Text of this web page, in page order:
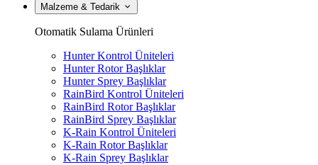
Malzeme & Tedarik
Otomatik Sulama Ürünleri
Hunter Kontrol Üniteleri
Hunter Rotor Başlıklar
Hunter Sprey Başlıklar
RainBird Kontrol Üniteleri
RainBird Rotor Başlıklar
RainBird Sprey Başlıklar
K-Rain Kontrol Üniteleri
K-Rain Rotor Başlıklar
K-Rain Sprey Başlıklar